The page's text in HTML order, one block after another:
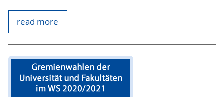
read more